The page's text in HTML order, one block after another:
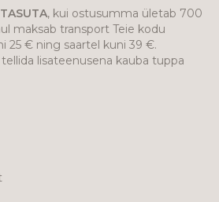
TASUTA, kui ostusumma ületab 700
maksab transport Teie kodu
25 € ning saartel kuni 39 €.
lisateenusena kauba tuppa